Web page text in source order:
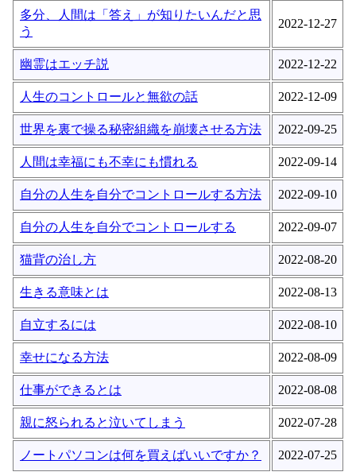
多分、人間は「答え」が知りたいんだと思
う
2022-12-27
幽霊はエッチ説 2022-12-22
人生のコントロールと無欲の話 2022-12-09
世界を裏で操る秘密組織を崩壊させる方法 2022-09-25
人間は幸福にも不幸にも慣れる 2022-09-14
自分の人生を自分でコントロールする方法 2022-09-10
自分の人生を自分でコントロールする 2022-09-07
猫背の治し方 2022-08-20
生きる意味とは 2022-08-13
自立するには 2022-08-10
幸せになる方法 2022-08-09
仕事ができるとは 2022-08-08
親に怒られると泣いてしまう 2022-07-28
ノートパソコンは何を買えばいいですか？ 2022-07-25